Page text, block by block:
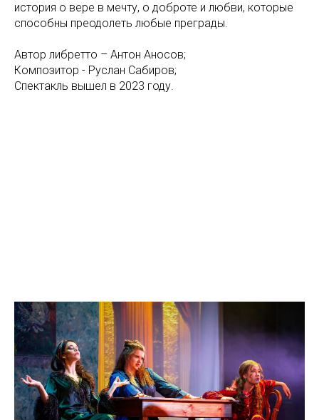
история о вере в мечту, о доброте и любви, которые
способны преодолеть любые преграды.
Автор либретто – Антон Аносов;
Композитор - Руслан Сабиров;
Спектакль вышел в 2023 году.